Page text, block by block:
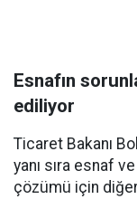
Esnafın
ediliyor
Ticaret Bakanı
yanı sıra esnaf
çözümü için